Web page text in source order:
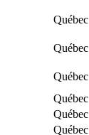
Québec
Québec
Québec
Québec
Québec
Québec